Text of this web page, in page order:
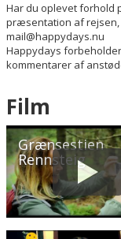
Har du oplevet forhold
præsentation af rejsen,
mail@happydays.nu
Happydays
kommentarer af
Film
Grænsestien
Rennsteig